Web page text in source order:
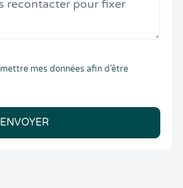
mes données afin d’être
ENVOYER